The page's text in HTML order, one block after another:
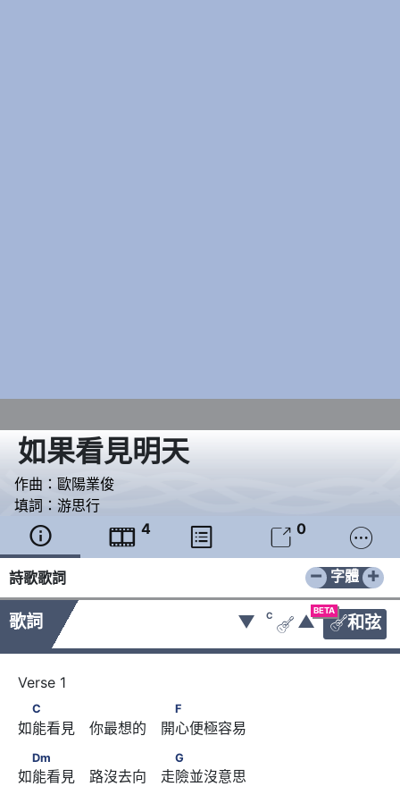
如果看見明天
作曲： 歐陽業俊
填詞： 游思行
  4   0 
詩歌歌詞 − +
字體
歌詞
BETA
和弦
▼ C
 ▲
C　　　 　　　　 　F
C F
如能看見　你最想的　開心便極容易
Dm　　　 　　　　 　G
Dm G
如能看見　路沒去向　走險並沒意思